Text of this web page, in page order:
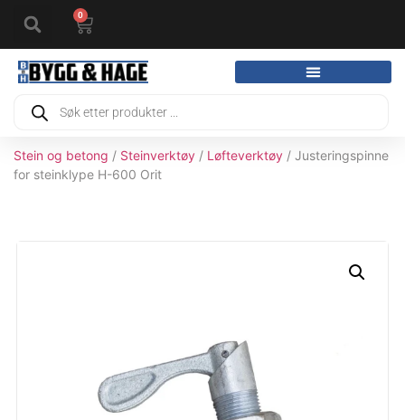
0
Stein og betong / Steinverktøy / Løfteverktøy / Justeringspinne
for steinklype H-600 Orit